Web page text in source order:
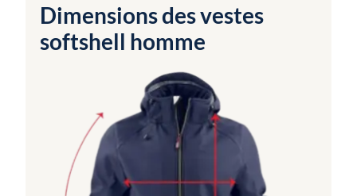
Dimensions des vestes
softshell homme